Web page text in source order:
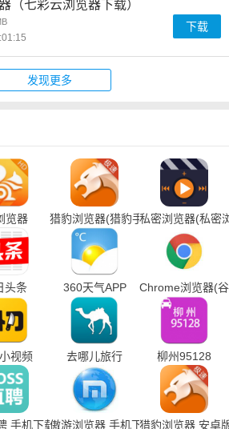
（七彩云浏览器下载）
下载
发现更多
览器 猎豹浏览器(猎豹手机浏览器下载)
私密浏览器(私密
机下载)
头条 360天气APP Chrome浏览器(
视频 去哪儿旅行 柳州95128
手机下载傲游浏览器 手机下载猎豹浏览器 安卓